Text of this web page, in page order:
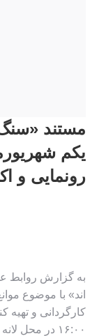
مستند
یکم
رونمایی و
به گزارش روابط
اند» با موضوع
کارگردانی و
۱۶:۰۰ در